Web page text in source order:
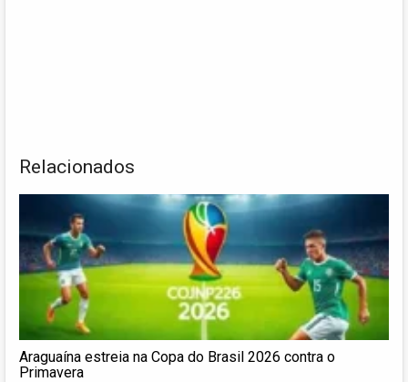
Relacionados
Araguaína estreia na Copa do Brasil 2026 contra o
Primavera